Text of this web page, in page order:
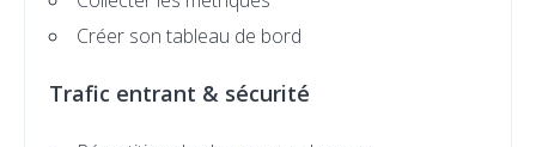
Créer son tableau de bord
Trafic entrant & sécurité